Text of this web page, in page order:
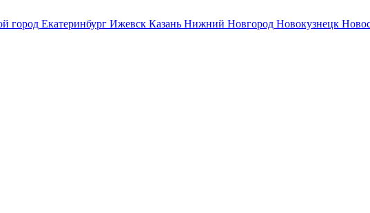
город Екатеринбург Ижевск Казань Нижний Новгород Новокузнецк